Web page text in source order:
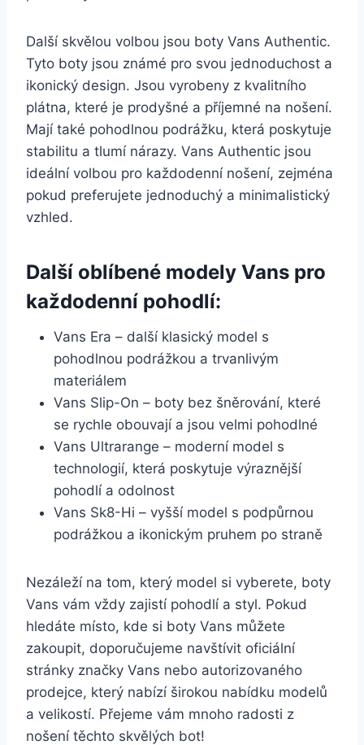
Další skvělou volbou jsou boty Vans Authentic.
Tyto boty jsou známé pro svou ‍jednoduchost a
ikonický design. Jsou vyrobeny z kvalitního
plátna, které je prodyšné a příjemné na nošení.‌
Mají také pohodlnou podrážku, která poskytuje
stabilitu a tlumí ⁤nárazy. Vans Authentic jsou‍
ideální volbou pro každodenní nošení, zejména
pokud preferujete jednoduchý a minimalistický
vzhled.
Další oblíbené modely Vans pro
každodenní pohodlí:
Vans Era – další klasický model ‌s
pohodlnou podrážkou a trvanlivým
materiálem
Vans Slip-On – ⁣boty bez šněrování, které​
se rychle obouvají a jsou velmi pohodlné
Vans​ Ultrarange – moderní model s‍
technologií, která poskytuje výraznější
⁣pohodlí a odolnost
Vans Sk8-Hi – ‌vyšší model s podpůrnou
podrážkou a ikonickým pruhem‌ po⁤ straně
Nezáleží na tom, který model si vyberete, boty
Vans vám vždy‍ zajistí ⁤pohodlí a styl. Pokud
hledáte​ místo, kde si boty Vans můžete
zakoupit, doporučujeme ⁢navštívit⁣ oficiální‌
stránky značky Vans nebo autorizovaného
prodejce, který nabízí širokou nabídku modelů
a velikostí. ⁣Přejeme vám mnoho radosti z
nošení těchto skvělých bot!